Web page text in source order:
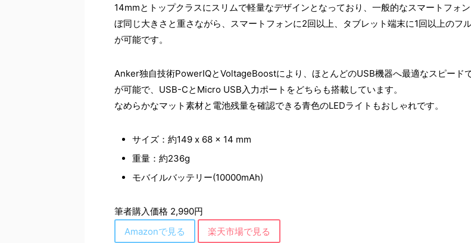
14mmとトップクラスにスリムで軽量なデザインとなっており、一般的なスマートフォ
ぼ同じ大きさと重さながら、スマートフォンに2回以上、タブレット端末に1回以上のフ
が可能です。
Anker独自技術PowerIQとVoltageBoostにより、ほとんどのUSB機器へ最適なスピード
が可能で、USB-CとMicro USB入力ポートをどちらも搭載しています。
なめらかなマット素材と電池残量を確認できる青色のLEDライトもおしゃれです。
サイズ：約149 x 68 x 14 mm
重量：約236g
モバイルバッテリー(10000mAh)
筆者購入価格 2,990円
Amazonで見る
楽天市場で見る